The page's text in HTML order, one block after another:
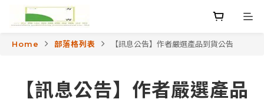
Home 部落格列表 【訊息公告】作者嚴選產品到貨公告
【訊息公告】作者嚴選產品